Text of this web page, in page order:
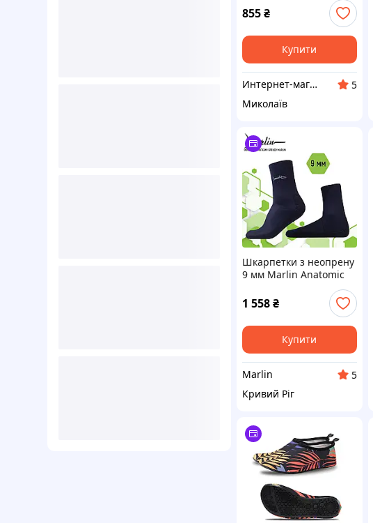
855₴
Купити
Интернет-магазин «Техномарин»
5
Миколаїв
Шкарпетки з неопрену
9 мм Marlin Anatomic
1 558₴
Купити
Marlin
5
Кривий Ріг